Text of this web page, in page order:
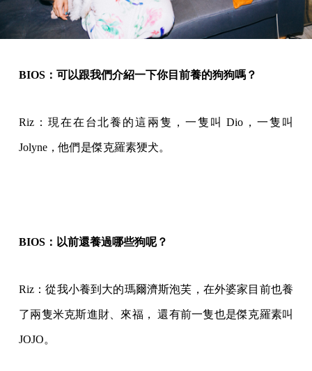
BIOS：可以跟我們介紹一下你目前養的狗狗嗎？
Riz：現在在台北養的這兩隻，一隻叫 Dio，一隻叫
Jolyne，他們是傑克羅素㹴犬。
BIOS：以前還養過哪些狗呢？
Riz：從我小養到大的瑪爾濟斯泡芙，在外婆家目前也養
了兩隻米克斯進財、來福， 還有前一隻也是傑克羅素叫
JOJO。